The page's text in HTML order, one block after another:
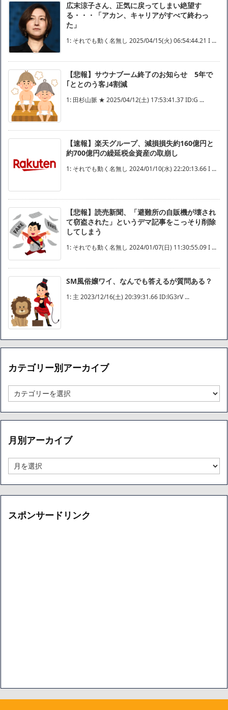
広末涼子さん、正気に戻ってしまい絶望す
る・・・「アカン、キャリアがすべて終わっ
た」
1: それでも動く名無し 2025/04/15(火) 06:54:44.21 I ...
【悲報】サウナブーム終了のお知らせ 5年で
｢ととのう客｣4割減
1: 田杉山脈 ★ 2025/04/12(土) 17:53:41.37 ID:G ...
【速報】楽天グループ、減損損失約160億円と
約700億円の繰延税金資産の取崩し
1: それでも動く名無し 2024/01/10(水) 22:20:13.66 I ...
【悲報】読売新聞、「避難所の自販機が壊され
て窃盗された」というデマ記事をこっそり削除
してしまう
1: それでも動く名無し 2024/01/07(日) 11:30:55.09 I ...
SM風俗嬢ワイ、なんでも答えるが質問ある？
1: 主 2023/12/16(土) 20:39:31.66 ID:lG3rV ...
カテゴリー別アーカイブ
テ
ゴ
リ
別
ー
カ
月別アーカイブ
別
ア
ー
イ
スポンサードリンク